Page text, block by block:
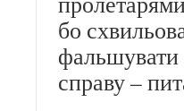
бо
фальшувати
справу –